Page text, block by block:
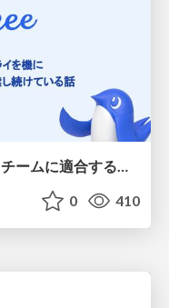
仕様駆動開発へのトライを機に チームに適合する手法を模索し続けている話
0 410